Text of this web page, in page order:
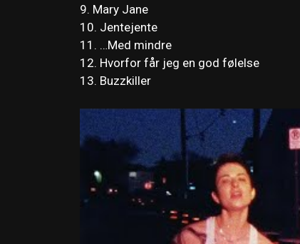
9. Mary Jane
10. Jentejente
11. …Med mindre
12. Hvorfor får jeg en god følelse
13. Buzzkiller